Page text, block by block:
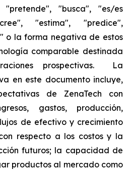
"busca", "es/es
"estima", "predice",
o la forma negativa de estos
comparable destinada
prospectivas. La
en este documento incluye,
de ZenaTech con
gastos, producción,
de efectivo y crecimiento
respecto a los costos y la
futuros; la capacidad de
productos al mercado como